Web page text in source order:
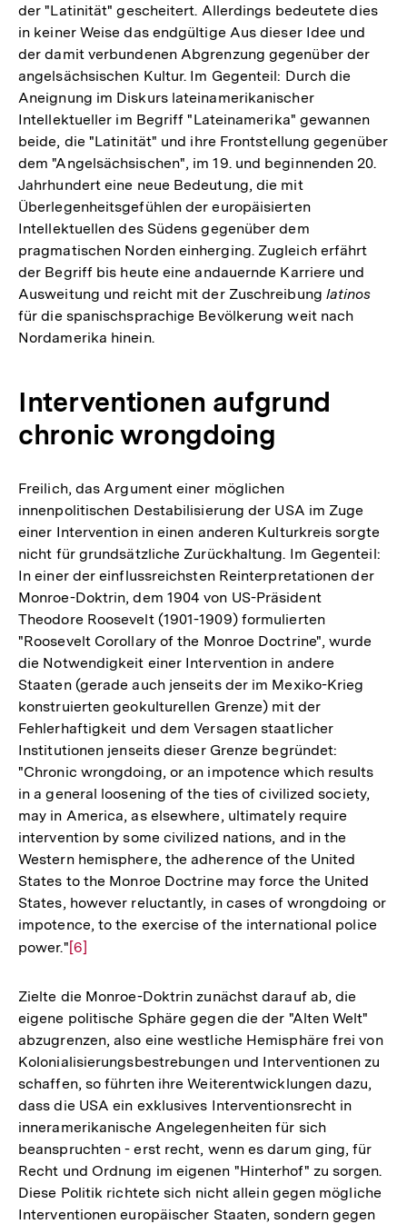
der "Latinität" gescheitert. Allerdings bedeutete dies
in keiner Weise das endgültige Aus dieser Idee und
der damit verbundenen Abgrenzung gegenüber der
angelsächsischen Kultur. Im Gegenteil: Durch die
Aneignung im Diskurs lateinamerikanischer
Intellektueller im Begriff "Lateinamerika" gewannen
beide, die "Latinität" und ihre Frontstellung gegenüber
dem "Angelsächsischen", im 19. und beginnenden 20.
Jahrhundert eine neue Bedeutung, die mit
Überlegenheitsgefühlen der europäisierten
Intellektuellen des Südens gegenüber dem
pragmatischen Norden einherging. Zugleich erfährt
der Begriff bis heute eine andauernde Karriere und
Ausweitung und reicht mit der Zuschreibung latinos
für die spanischsprachige Bevölkerung weit nach
Nordamerika hinein.
Interventionen aufgrund
chronic wrongdoing
Freilich, das Argument einer möglichen
innenpolitischen Destabilisierung der USA im Zuge
einer Intervention in einen anderen Kulturkreis sorgte
nicht für grundsätzliche Zurückhaltung. Im Gegenteil:
In einer der einflussreichsten Reinterpretationen der
Monroe-Doktrin, dem 1904 von US-Präsident
Theodore Roosevelt (1901-1909) formulierten
"Roosevelt Corollary of the Monroe Doctrine", wurde
die Notwendigkeit einer Intervention in andere
Staaten (gerade auch jenseits der im Mexiko-Krieg
konstruierten geokulturellen Grenze) mit der
Fehlerhaftigkeit und dem Versagen staatlicher
Institutionen jenseits dieser Grenze begründet:
"Chronic wrongdoing, or an impotence which results
in a general loosening of the ties of civilized society,
may in America, as elsewhere, ultimately require
intervention by some civilized nations, and in the
Western hemisphere, the adherence of the United
States to the Monroe Doctrine may force the United
States, however reluctantly, in cases of wrongdoing or
impotence, to the exercise of the international police
power."Zur
der
Fußnote
[6]
Zielte die Monroe-Doktrin zunächst darauf ab, die
eigene politische Sphäre gegen die der "Alten Welt"
abzugrenzen, also eine westliche Hemisphäre frei von
Kolonialisierungsbestrebungen und Interventionen zu
schaffen, so führten ihre Weiterentwicklungen dazu,
dass die USA ein exklusives Interventionsrecht in
inneramerikanische Angelegenheiten für sich
beanspruchten - erst recht, wenn es darum ging, für
Recht und Ordnung im eigenen "Hinterhof" zu sorgen.
Diese Politik richtete sich nicht allein gegen mögliche
Interventionen europäischer Staaten, sondern gegen